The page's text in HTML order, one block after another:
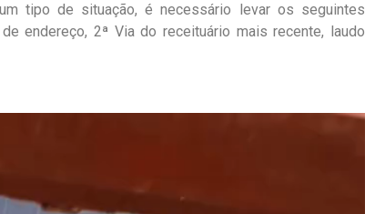
tipo de situação, é necessário levar os seguintes
endereço, 2ª Via do receituário mais recente, laudo